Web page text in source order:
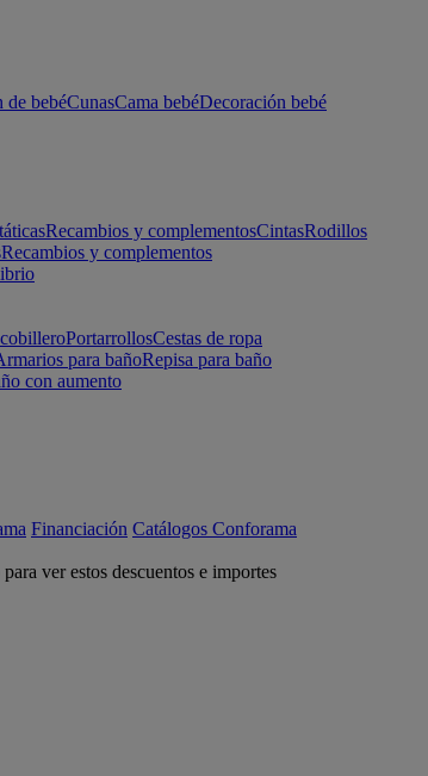
de bebéCunasCama bebéDecoración bebé
Recambios y complementosCintasRodillos
Recambios y complementos
PortarrollosCestas de ropa
para bañoRepisa para baño
con aumento
Financiación Catálogos Conforama
ver estos descuentos e importes